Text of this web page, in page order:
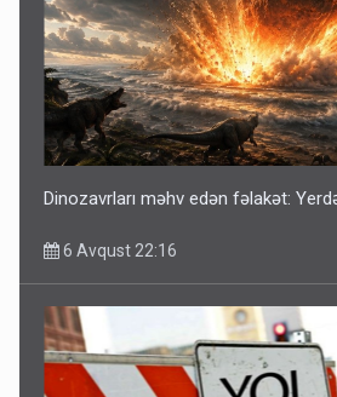
Dinozavrları məhv edən fəlakət:
6 Avqust 22:16